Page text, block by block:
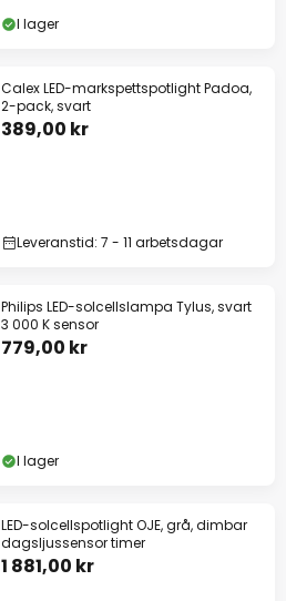
I lager
Calex LED-markspettspotlight Padoa,
2-pack, svart
389,00 kr
Leveranstid: 7 - 11 arbetsdagar
Philips LED-solcellslampa Tylus, svart
3 000 K sensor
779,00 kr
I lager
LED-solcellspotlight OJE, grå, dimbar
dagsljussensor timer
1 881,00 kr